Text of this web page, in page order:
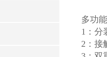
多功
1：分
2：接